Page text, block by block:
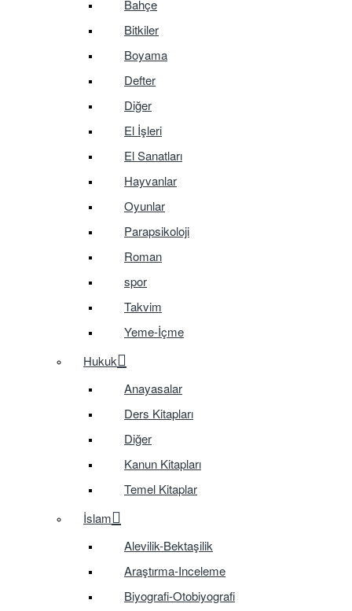
Bahçe
Bitkiler
Boyama
Defter
Diğer
El İşleri
El Sanatları
Hayvanlar
Oyunlar
Parapsikoloji
Roman
spor
Takvim
Yeme-İçme
Hukuk
Anayasalar
Ders Kitapları
Diğer
Kanun Kitapları
Temel Kitaplar
İslam
Alevilik-Bektaşilik
Araştırma-Inceleme
Biyografi-Otobiyografi